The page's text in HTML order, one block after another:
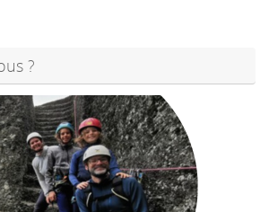
?